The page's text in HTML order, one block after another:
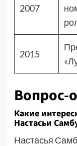
2007
2015
Вопрос-
Какие
Настасьи
Настасья